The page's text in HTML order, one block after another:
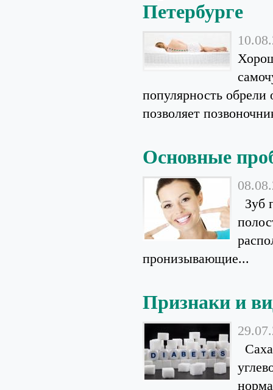
Петербурге
популярность обрели
позволяет
Основные
Зуб
пронизывающие...
Признаки и